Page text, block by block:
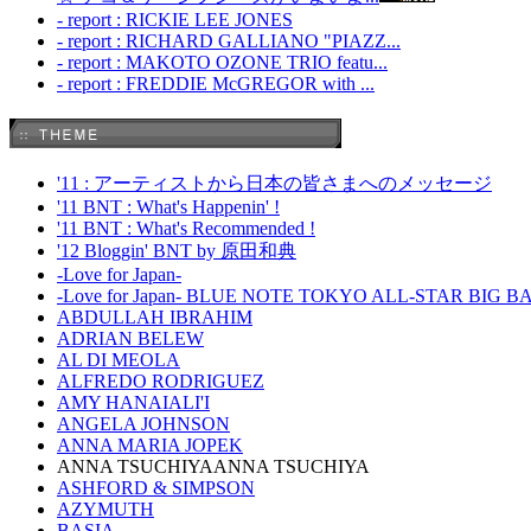
- report : RICKIE LEE JONES
- report : RICHARD GALLIANO "PIAZZ...
- report : MAKOTO OZONE TRIO featu...
- report : FREDDIE McGREGOR with ...
'11 : アーティストから日本の皆さまへのメッセージ
'11 BNT : What's Happenin' !
'11 BNT : What's Recommended !
'12 Bloggin' BNT by 原田和典
-Love for Japan-
-Love for Japan- BLUE NOTE TOKYO ALL-STAR BIG
ABDULLAH IBRAHIM
ADRIAN BELEW
AL DI MEOLA
ALFREDO RODRIGUEZ
AMY HANAIALI'I
ANGELA JOHNSON
ANNA MARIA JOPEK
ANNA TSUCHIYAANNA TSUCHIYA
ASHFORD & SIMPSON
AZYMUTH